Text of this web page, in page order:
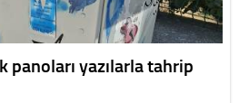
yazılarla tahrip